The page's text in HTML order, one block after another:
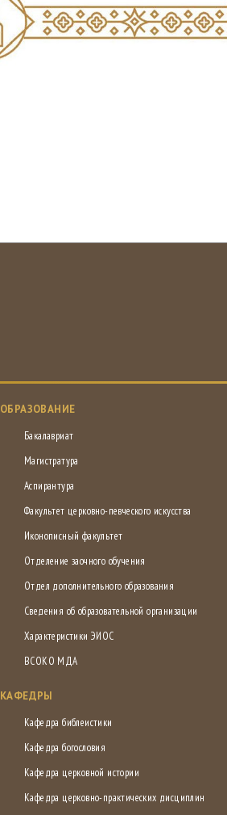
ОБРАЗОВАНИЕ
Бакалавриат
Магистратура
Аспирантура
Факультет церковно-певческого искусства
Иконописный факультет
Отделение заочного обучения
Отдел дополнительного образования
Сведения об образовательной организации
Характеристики ЭИОС
ВСОКО МДА
КАФЕДРЫ
Кафедра библеистики
Кафедра богословия
Кафедра церковной истории
Кафедра церковно-практических дисциплин